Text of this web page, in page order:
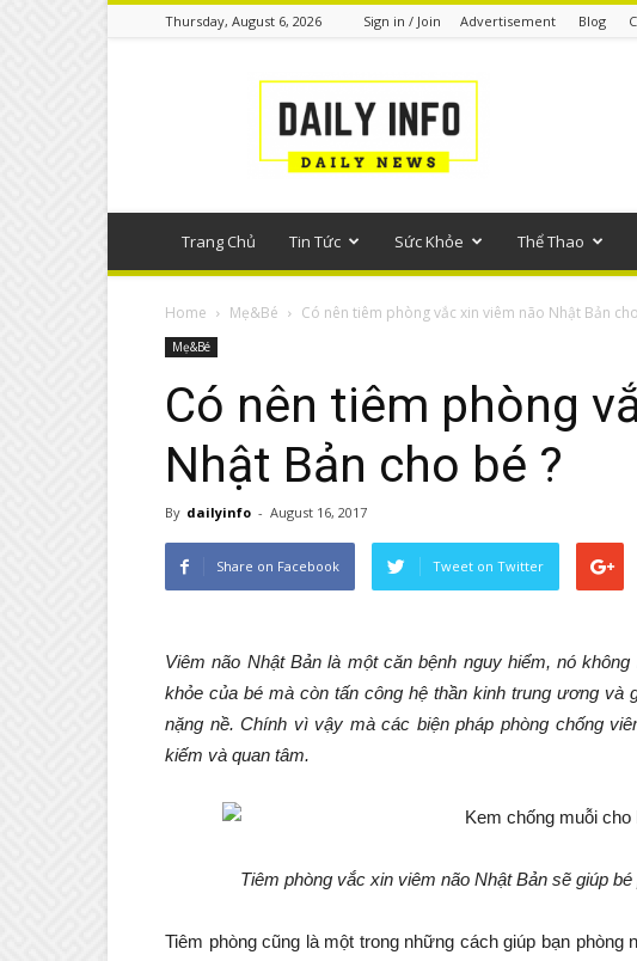
Thursday, August 6, 2026 Sign in / Join Advertisement Blog
thông
Trang Chủ Tin Tức Sức Khỏe Thể Thao
Home Mẹ&Bé Có nên tiêm phòng vắc xin viêm não Nhật Bản
Mẹ&Bé
Có nên tiêm phòng
Nhật Bản cho bé ?
By dailyinfo - August 16, 2017
Share on Facebook Tweet on Twitter
Viêm não Nhật Bản là một căn bệnh nguy hiểm, nó
khỏe của bé mà còn tấn công hệ thần kinh trung ương
nặng nề. Chính vì vậy mà các biện pháp phòng chống
kiếm và quan tâm.
Tiêm phòng vắc xin viêm não Nhật Bản sẽ giúp
Tiêm phòng cũng là một trong những cách giúp bạn phòng